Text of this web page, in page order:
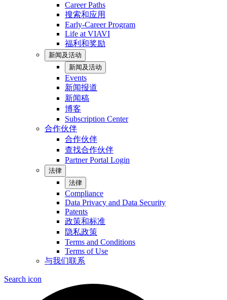
Career Paths
搜索和应用
Early-Career Program
Life at VIAVI
福利和奖励
新闻及活动
新闻及活动
Events
新闻报道
新闻稿
博客
Subscription Center
合作伙伴
合作伙伴
查找合作伙伴
Partner Portal Login
法律
法律
Compliance
Data Privacy and Data Security
Patents
政策和标准
隐私政策
Terms and Conditions
Terms of Use
与我们联系
Search icon